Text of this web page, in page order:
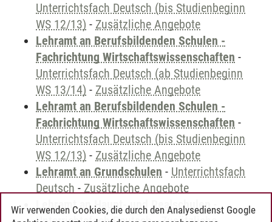
Unterrichtsfach Deutsch (bis Studienbeginn
WS 12/13) - Zusätzliche Angebote
Lehramt an Berufsbildenden Schulen -
Fachrichtung Wirtschaftswissenschaften -
Unterrichtsfach Deutsch (ab Studienbeginn
WS 13/14) - Zusätzliche Angebote
Lehramt an Berufsbildenden Schulen -
Fachrichtung Wirtschaftswissenschaften -
Unterrichtsfach Deutsch (bis Studienbeginn
WS 12/13) - Zusätzliche Angebote
Lehramt an Grundschulen - Unterrichtsfach
Deutsch - Zusätzliche Angebote
Lehramt an Haupt- und Realschulen-
Wir verwenden Cookies, die durch den Analysedienst Google